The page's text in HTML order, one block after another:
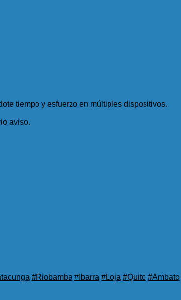
tiempo y esfuerzo en múltiples dispositivos.
aviso.
#Riobamba #Ibarra #Loja #Quito #Ambato